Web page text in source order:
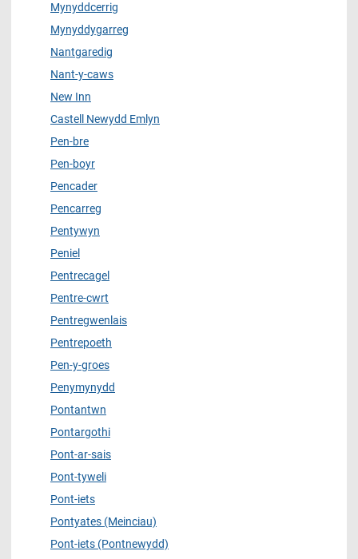
Mynyddcerrig
Mynyddygarreg
Nantgaredig
Nant-y-caws
New Inn
Castell Newydd Emlyn
Pen-bre
Pen-boyr
Pencader
Pencarreg
Pentywyn
Peniel
Pentrecagel
Pentre-cwrt
Pentregwenlais
Pentrepoeth
Pen-y-groes
Penymynydd
Pontantwn
Pontargothi
Pont-ar-sais
Pont-tyweli
Pont-iets
Pontyates (Meinciau)
Pont-iets (Pontnewydd)